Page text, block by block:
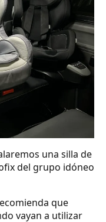
una silla de
del grupo idóneo
que
vayan a utilizar